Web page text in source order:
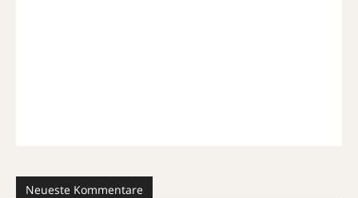
Neueste Kommentare